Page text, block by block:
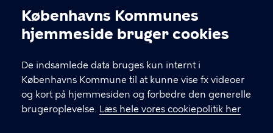
Cookieindstillinger
Københavns Kommunes
hjemmeside bruger cookies
De indsamlede data bruges kun internt i
Københavns Kommune til at kunne vise fx videoer
og kort på hjemmesiden og forbedre den generelle
brugeroplevelse. Læs hele vores cookiepolitik her
Karens Minde Kulturhus, Wagnersvej 19, 2450
København SV
LINKS
Medlemmernes side